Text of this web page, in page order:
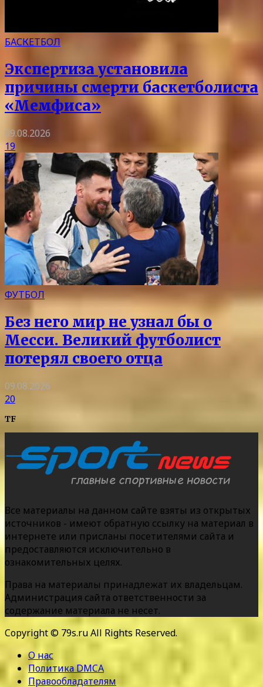
БАСКЕТБОЛ
Экспертиза установила
причины смерти баскетболиста
«Мемфиса»
09.08.2026
19
ФУТБОЛ
Без него мир не узнал бы о
Месси. Великий футболист
потерял своего отца
09.08.2026
20
TF
Все материалы на данном сайте взяты из открытых
источников - имеют обратную ссылку на материал в
интернете или присланы посетителями сайта и
предоставляются исключительно в
ознакомительных целях.
Права на материалы принадлежат их владельцам.
Администрация сайта ответственности за
содержание материала не несет.
Copyright © 79s.ru All Rights Reserved.
О нас
Политика DMCA
Правообладателям